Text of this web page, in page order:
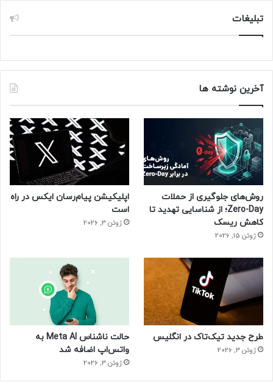
تبلیغات
آخرین نوشته ها
روش‌های جلوگیری از حملات
Zero-Day؛ از شناسایی تهدید تا
کاهش ریسک
ژوئن 15, 2026
اپلیکیشن پیام‌رسان ایکس در راه
است
ژوئن 3, 2026
طرح جدید تیک‌تاک در انگلیس
ژوئن 3, 2026
حالت ناشناس Meta AI به
واتس‌اپ اضافه شد
ژوئن 3, 2026